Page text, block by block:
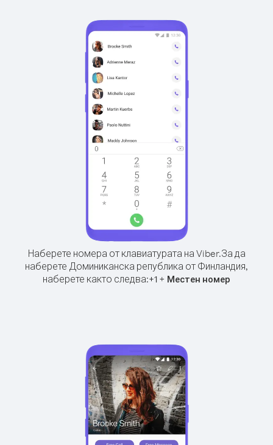
Наберете номера от клавиатурата на Viber.За да
наберете Доминиканска република от Финландия,
наберете както следва:+1 + Местен номер